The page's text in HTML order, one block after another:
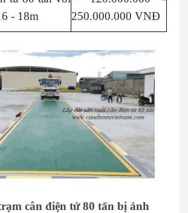
- 18m
250.000.000 VNĐ
cân điện tử 80 tấn bị ảnh